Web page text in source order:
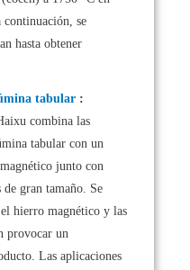
continuación, se
hasta obtener
tabular :
combina las
tabular con un
junto con
de gran tamaño. Se
hierro magnético y las
provocar un
Las aplicaciones